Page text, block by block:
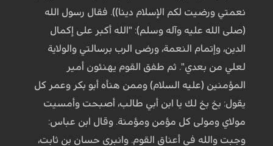
نعمتي ورضيت لكم الإسلام دينا)). فقال رسول الله
(صلى الله عليه وآله وسلم): "الله أكبر على إكمال
الدين، وإتمام النعمة، ورضى الرب برسالتي والولاية
لعلي من بعدي". ثم طفق القوم يهنئون أمير
المؤمنين (عليه السلام) وممن هنأه أبو بكر وعمر كل
يقول: بخ بخ لك يا ابن أبي طالب، أصبحت وأمسيت
مولاي ومولى كل مؤمن ومؤمنة. وقال ابن عباس:
وجبت والله في أعناق القوم. وانبرى حسان بن ثابت،